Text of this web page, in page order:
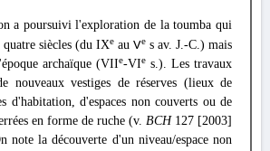
a poursuivi l'exploration de la toumba qui
siècles (du IXe au Ve s av. J.-C.) mais
archaïque (VIIe-VIe s.). Les travaux
nouveaux vestiges de réserves (lieux de
d'habitation, d'espaces non couverts ou de
en forme de ruche (v. BCH 127 [2003]
note la découverte d'un niveau/espace non